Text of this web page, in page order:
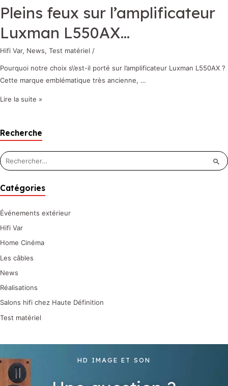
Pleins feux sur l’amplificateur
Luxman L550AX…
Hifi Var, News, Test matériel /
Pourquoi notre choix s\’est-il porté sur l’amplificateur Luxman L550AX ?
Cette marque emblématique très ancienne, …
Lire la suite »
Recherche
Catégories
Événements extérieur
Hifi Var
Home Cinéma
Les câbles
News
Réalisations
Salons hifi chez Haute Définition
Test matériel
HD IMAGE ET SON